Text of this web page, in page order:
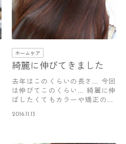
ホームケア
綺麗に伸びてきました
去年はこのくらいの長さ… 今回
は伸びてこのくらい… 綺麗に伸
ばしたくてもカラーや矯正のダ
2016.11.13